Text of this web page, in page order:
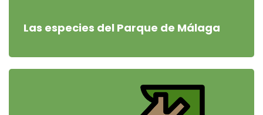
Las especies del Parque de Málaga